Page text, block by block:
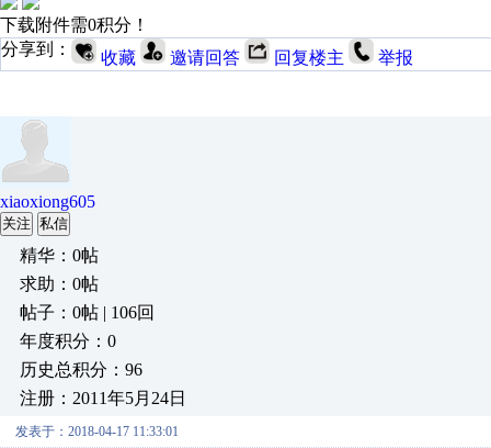
下载附件需0积分！
分享到：
收藏 邀请回答 回复楼主 举报
xiaoxiong605
关注 私信
精华：0帖
求助：0帖
帖子：0帖 | 106回
年度积分：0
历史总积分：96
注册：2011年5月24日
发表于：2018-04-17 11:33:01